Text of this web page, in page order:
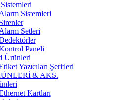
Alarm Sistemleri
Sirenler
Alarm Setleri
Paneli
Ürünleri
Yazıcıları Şeritleri
& AKS.
Kartları